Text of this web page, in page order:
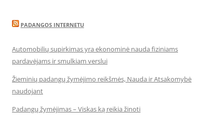
PADANGOS INTERNETU
Automobilių supirkimas yra ekonominė nauda fiziniams
pardavėjams ir smulkiam verslui
Žieminių padangų žymėjimo reikšmės, Nauda ir Atsakomybė
naudojant
Padangų žymėjimas – Viskas ką reikia žinoti